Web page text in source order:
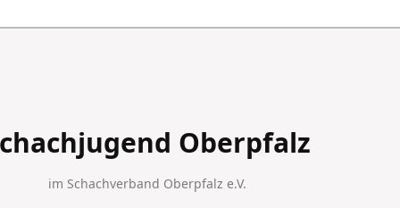
Oberpfalz
im Schachverband Oberpfalz e.V.